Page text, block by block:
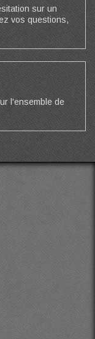
sur un
vos questions,
l'ensemble de